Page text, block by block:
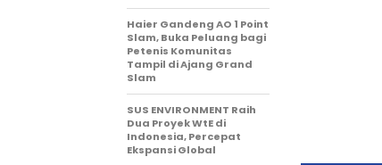
Haier Gandeng AO 1 Point
Slam, Buka Peluang bagi
Petenis Komunitas
Tampil di Ajang Grand
Slam
SUS ENVIRONMENT Raih
Dua Proyek WtE di
Indonesia, Percepat
Ekspansi Global